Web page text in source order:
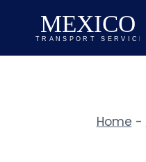
Inhalt
springen
Home -